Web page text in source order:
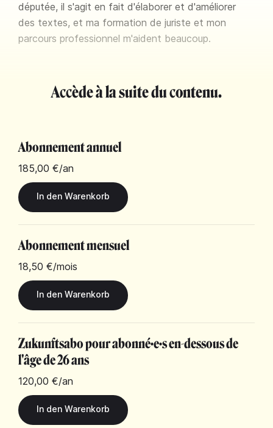
députée, il s'agit en fait d'élaborer et d'améliorer
des textes, et ma formation de juriste et mon
parcours professionnel m'aident beaucoup.
Accède à la suite du contenu.
Abonnement annuel
185,00 €/an
Abonnement mensuel
18,50 €/mois
Zukunftsabo pour abonné·e·s en-dessous de
l'âge de 26 ans
120,00 €/an